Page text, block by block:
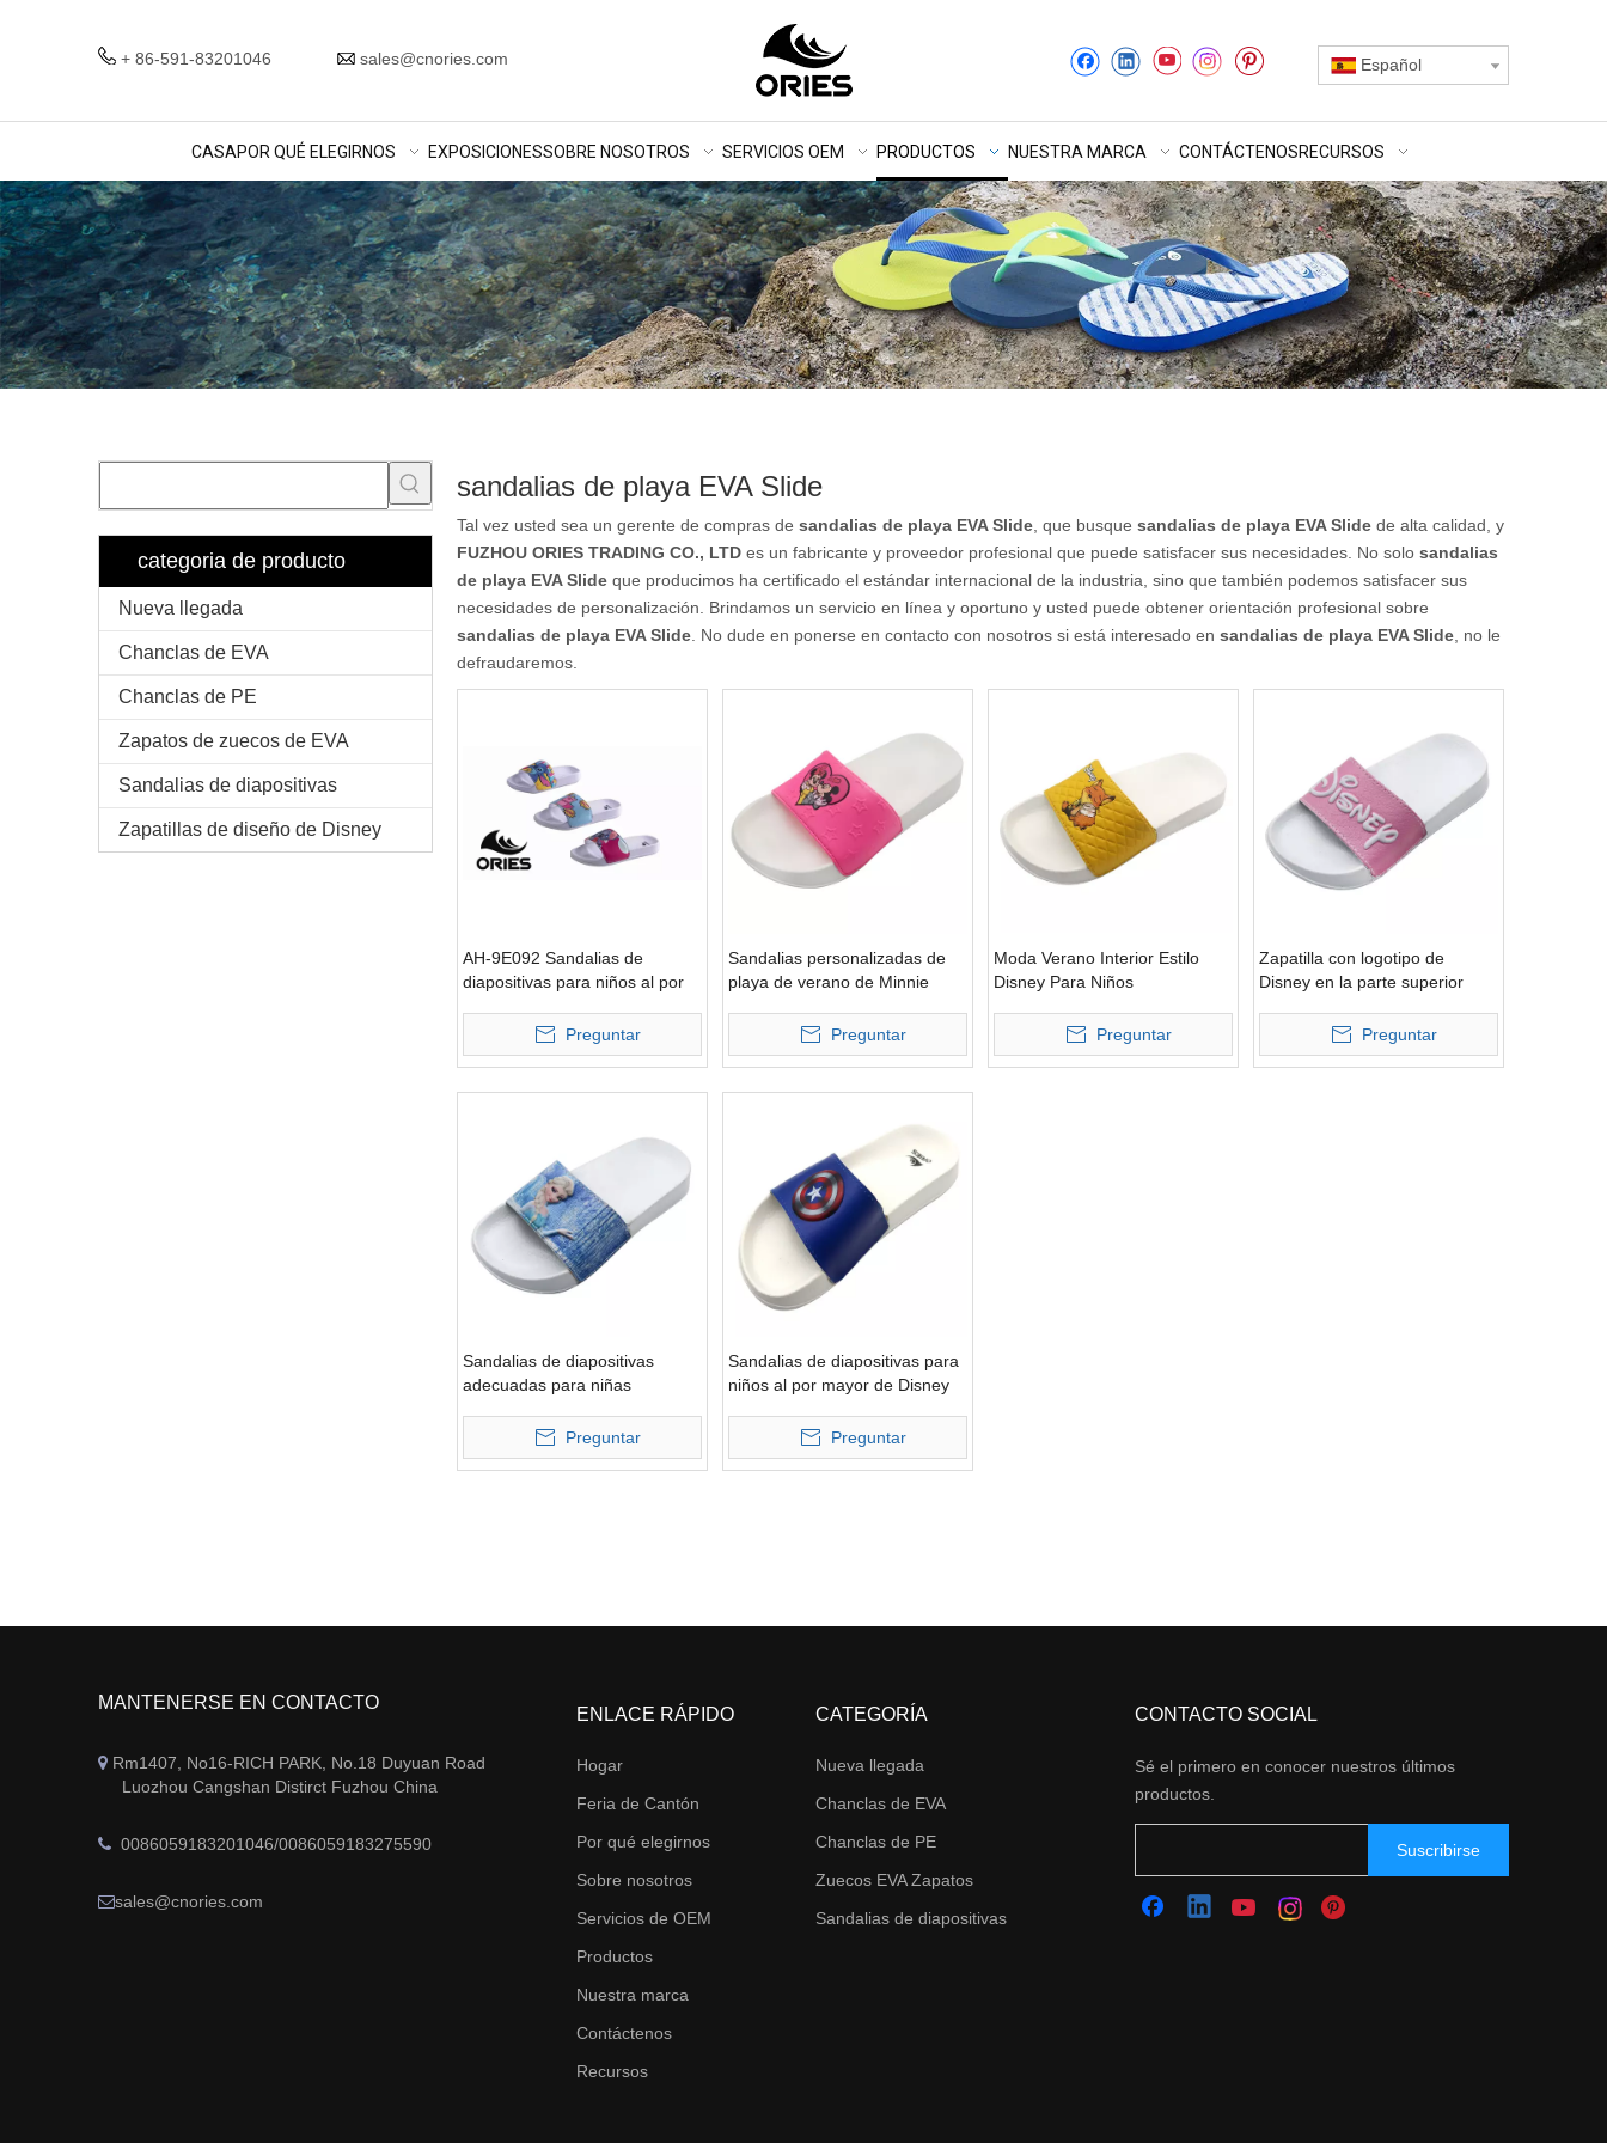
+ 86-591-83201046 sales@cnories.com Español
CASAPOR QUÉ ELEGIRNOS EXPOSICIONESSOBRE NOSOTROS SERVICIOS OEM PRODUCTOS NUESTRA MARCA CONTÁCTENOSRECURSOS
categoria de producto
Nueva llegada
Chanclas de EVA
Chanclas de PE
Zapatos de zuecos de EVA
Sandalias de diapositivas
Zapatillas de diseño de Disney
sandalias de playa EVA Slide
Tal vez usted sea un gerente de compras de sandalias de playa EVA Slide , que busque sandalias de playa EVA Slide de alta calidad, y
FUZHOU ORIES TRADING CO., LTD es un fabricante y proveedor profesional que puede satisfacer sus necesidades. No solo sandalias
de playa EVA Slide que producimos ha certificado el estándar internacional de la industria, sino que también podemos satisfacer sus
necesidades de personalización. Brindamos un servicio en línea y oportuno y usted puede obtener orientación profesional sobre
sandalias de playa EVA Slide . No dude en ponerse en contacto con nosotros si está interesado en sandalias de playa EVA Slide , no le
defraudaremos.
AH-9E092 Sandalias de
diapositivas para niños al por
Preguntar
Sandalias personalizadas de
playa de verano de Minnie
Preguntar
Moda Verano Interior Estilo
Disney Para Niños
Preguntar
Zapatilla con logotipo de
Disney en la parte superior
Preguntar
Sandalias de diapositivas
adecuadas para niñas
Preguntar
Sandalias de diapositivas para
niños al por mayor de Disney
Preguntar
MANTENERSE EN CONTACTO
 Rm1407, No16-RICH PARK, No.18 Duyuan Road
Luozhou Cangshan Distirct Fuzhou China
 0086059183201046/0086059183275590
sales@cnories.com
ENLACE RÁPIDO
Hogar
Feria de Cantón
Por qué elegirnos
Sobre nosotros
Servicios de OEM
Productos
Nuestra marca
Contáctenos
Recursos
CATEGORÍA
Nueva llegada
Chanclas de EVA
Chanclas de PE
Zuecos EVA Zapatos
Sandalias de diapositivas
CONTACTO SOCIAL
Sé el primero en conocer nuestros últimos
productos.
Suscribirse